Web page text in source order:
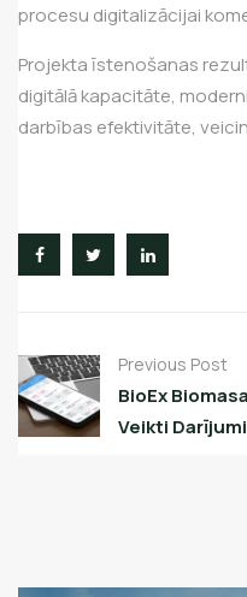
procesu digitalizācijai
Projekta īstenošanas
digitālā kapacitāte,
darbības efektivitāte,
Previous Post
BioEx
Veikti